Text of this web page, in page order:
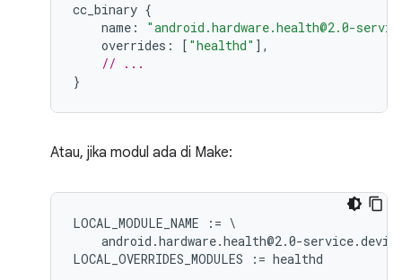
cc_binary {
name :
"android.hardware.health@2.0-
overrides : [ "healthd" ],
// ...
}
Atau, jika modul ada di Make:
LOCAL_MODULE_NAME : = \
android.hardware.health@2.0-
LOCAL_OVERRIDES_MODULES
: = healthd